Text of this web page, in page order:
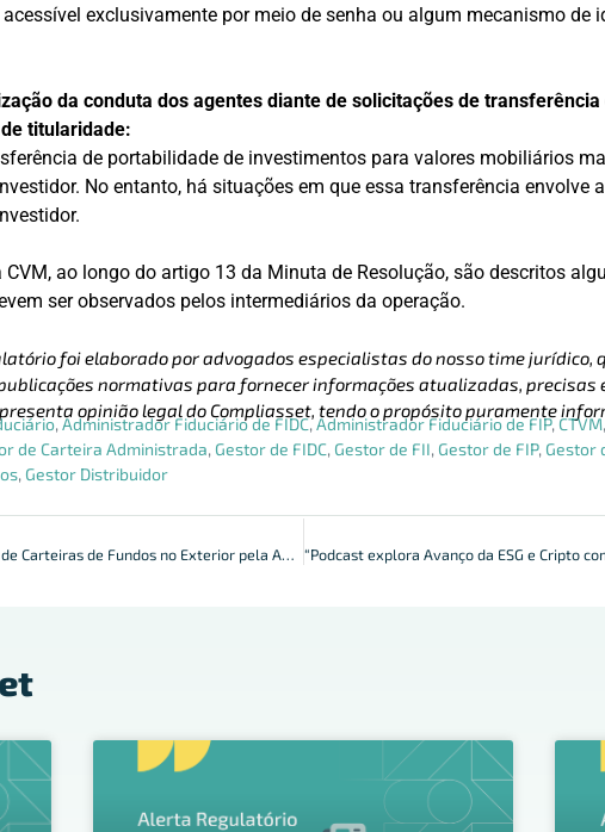
exclusivamente por meio de senha ou algum mecanismo de
da conduta dos agentes diante de solicitações de
titularidade:
de portabilidade de investimentos para valores mobiliários
No entanto, há situações em que essa transferência envolve
CVM, ao longo do artigo 13 da Minuta de Resolução, são descritos
ser observados pelos intermediários da operação.
foi elaborado por advogados especialistas do nosso time jurídico,
normativas para fornecer informações atualizadas, precisas
opinião legal do Compliasset, tendo o propósito puramente
,Administrador Fiduciário de FIDC,Administrador Fiduciário de FIP,CTVM
de Carteira Administrada, Gestor de FIDC, Gestor de FII, Gestor de FIP, Gestor
, Gestor Distribuidor
Envio de Infos de Carteiras de Fundos no Exterior pela ANBIMA Input